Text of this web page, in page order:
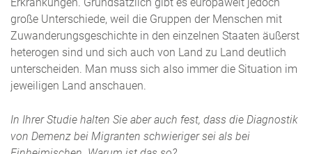
große Unterschiede, weil die Gruppen der Menschen mit
Zuwanderungsgeschichte in den einzelnen Staaten äußerst
heterogen sind und sich auch von Land zu Land deutlich
unterscheiden. Man muss sich also immer die Situation im
jeweiligen Land anschauen.
In Ihrer Studie halten Sie aber auch fest, dass die Diagnostik
von Demenz bei Migranten schwieriger sei als bei